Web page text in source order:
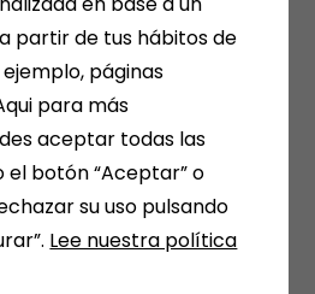
POR TEMAS
partir de tus hábitos de
páginas
para más
aceptar todas las
el botón “Aceptar” o
su uso pulsando
Lee nuestra política